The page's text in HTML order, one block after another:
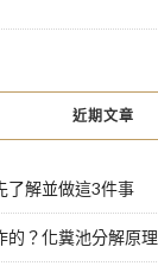
近期文章
了解並做這3件事
的？化糞池分解原